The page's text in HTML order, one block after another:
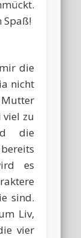
die
nicht
zu
die
es
sind.
Liv,
vier